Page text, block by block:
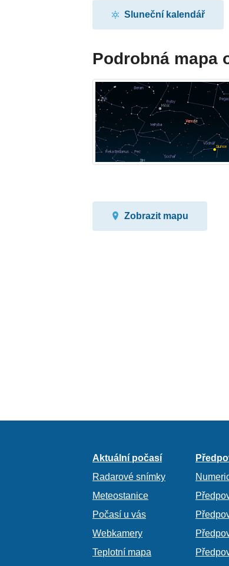
Sluneční kalendář
Podrobná mapa
Zobrazit mapu
Aktuální počasí
Radarové snímky
Meteostanice
Počasí u vás
Webkamery
Teplotní mapa